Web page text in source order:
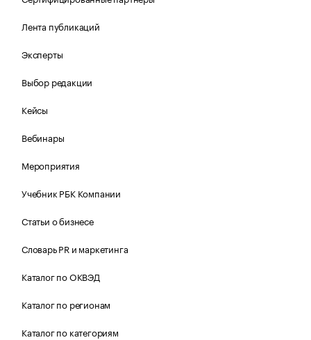
Лента публикаций
Эксперты
Выбор редакции
Кейсы
Вебинары
Мероприятия
Учебник РБК Компании
Статьи о бизнесе
Словарь PR и маркетинга
Каталог по ОКВЭД
Каталог по регионам
Каталог по категориям